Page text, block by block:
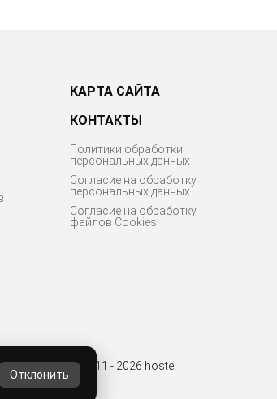
КАРТА САЙТА
КОНТАКТЫ
Политики обработки
персональных данных
Согласие на обработку
персональных данных
Согласие на обработку
файлов Cookies
© 2011 - 2026 hostel
Отклонить